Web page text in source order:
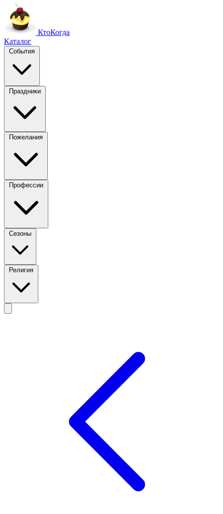
КтоКогда
Каталог
События
Праздники
Пожелания
Профессии
Сезоны
Религия